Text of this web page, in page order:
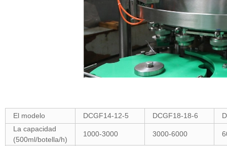
El modelo DCGF14-12-5 DCGF18-18-6
La capacidad
(500ml/botella/h)
1000-3000 3000-6000